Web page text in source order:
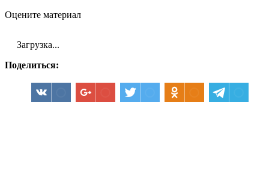
Оцените материал
Загрузка...
Поделиться: